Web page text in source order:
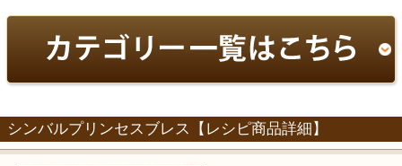
シンバルプリンセスブレス【レシピ商品詳細】